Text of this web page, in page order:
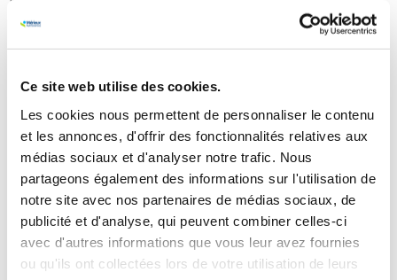
Ce site web utilise des cookies.
Les cookies nous permettent de personnaliser le contenu
et les annonces, d'offrir des fonctionnalités relatives aux
médias sociaux et d'analyser notre trafic. Nous
partageons également des informations sur l'utilisation de
notre site avec nos partenaires de médias sociaux, de
publicité et d'analyse, qui peuvent combiner celles-ci
avec d'autres informations que vous leur avez fournies
ou qu'ils ont collectées lors de votre utilisation de leurs
inscription et dans les questionnaires sont
. Elles sont utilisées uniquement par
consommateursetaméliorer les produits
Voici quelques conseils pour réussir vos tests
produits :
Lisez attentivement les instructionsavant de
commencer le test.
Prenez le temps de testerles produits de
manière approfondie.
Soyez honnêteetprécisdans vos réponses aux